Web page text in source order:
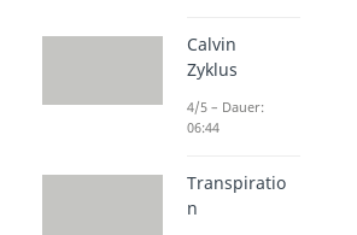
Calvin
Zyklus
4/5 – Dauer:
06:44
Transpiratio
n